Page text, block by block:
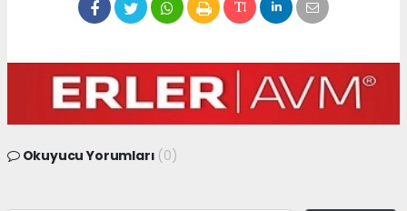
Okuyucu Yorumları (0)